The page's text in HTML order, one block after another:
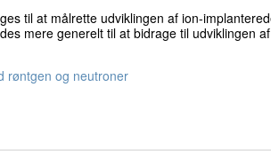
til at målrette udviklingen af ion-
mere generelt til at bidrage til udviklingen
røntgen og neutroner